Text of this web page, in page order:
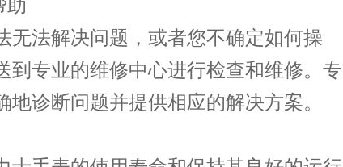
法解决问题，或者您不确定如何操
到专业的维修中心进行检查和维修。专
地诊断问题并提供相应的解决方案。